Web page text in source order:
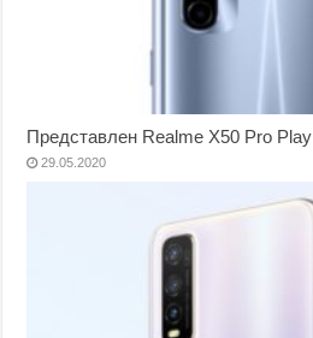
Представлен Realme X50 Pro Play
29.05.2020